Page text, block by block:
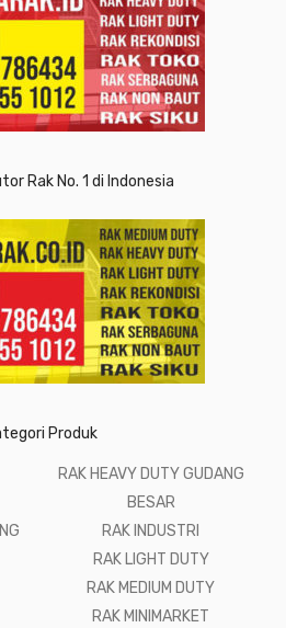
Rak No. 1 di Indonesia
Produk
RAK HEAVY DUTY GUDANG
BESAR
RAK INDUSTRI
RAK LIGHT DUTY
RAK MEDIUM DUTY
RAK MINIMARKET